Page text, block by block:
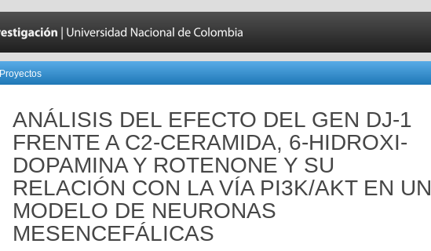
Proyectos
ANÁLISIS DEL EFECTO DEL GEN DJ-1
FRENTE A C2-CERAMIDA, 6-HIDROXI-
DOPAMINA Y ROTENONE Y SU
RELACIÓN CON LA VÍA PI3K/AKT EN UN
MODELO DE NEURONAS
MESENCEFÁLICAS